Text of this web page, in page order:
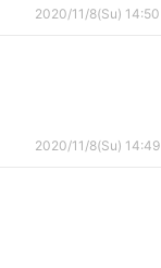
2020/11/8(Su) 14:50
2020/11/8(Su) 14:49